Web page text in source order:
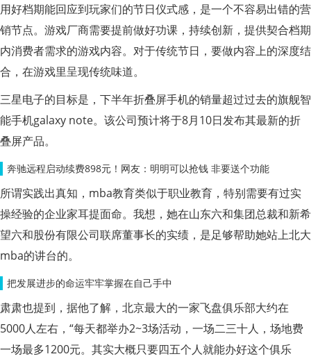
用好档期能回应到玩家们的节日仪式感，是一个不容易出错的营
销节点。游戏厂商需要提前做好功课，持续创新，提供契合档期
内消费者需求的游戏内容。对于传统节日，要做内容上的深度结
合，在游戏里呈现传统味道。
三星电子的目标是，下半年折叠屏手机的销量超过过去的旗舰智
能手机galaxy note。该公司预计将于8月10日发布其最新的折
叠屏产品。
奔驰远程启动续费898元！网友：明明可以抢钱 非要送个功能
所谓实践出真知，mba教育类似于职业教育，特别需要有过实
操经验的企业家耳提面命。我想，她在山东六和集团总裁和新希
望六和股份有限公司联席董事长的实绩，是足够帮助她站上北大
mba的讲台的。
把发展进步的命运牢牢掌握在自己手中
肃肃也提到，据他了解，北京最大的一家飞盘俱乐部大约在
5000人左右，“每天都举办2~3场活动，一场二三十人，场地费
一场最多1200元。其实大概只要四五个人就能办好这个俱乐